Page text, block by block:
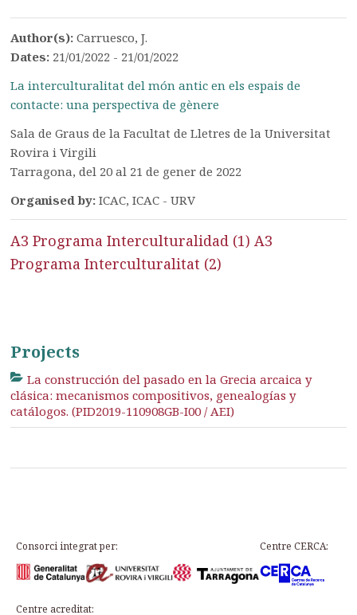
Author(s):Carruesco, J.
Dates: 21/01/2022 - 21/01/2022
La interculturalitat del món antic en els espais de
contacte: una perspectiva de gènere
Sala de Graus de la Facultat de Lletres de la Universitat
Rovira i Virgili
Tarragona, del 20 al 21 de gener de 2022
Organised by:ICAC, ICAC - URV
A3 Programa Interculturalidad (1) A3
Programa Interculturalitat (2)
Projects
La construcción del pasado en la Grecia arcaica y
clásica: mecanismos compositivos, genealogías y
catálogos. (PID2019-110908GB-I00 / AEI)
Consorci integrat per: Centre CERCA:
Centre acreditat: